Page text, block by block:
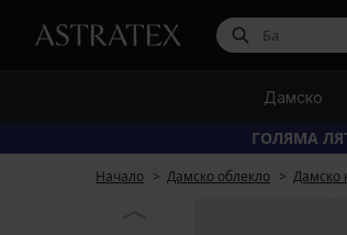
Дамско
ГОЛЯМА
Начало Дамско облекло Дамско